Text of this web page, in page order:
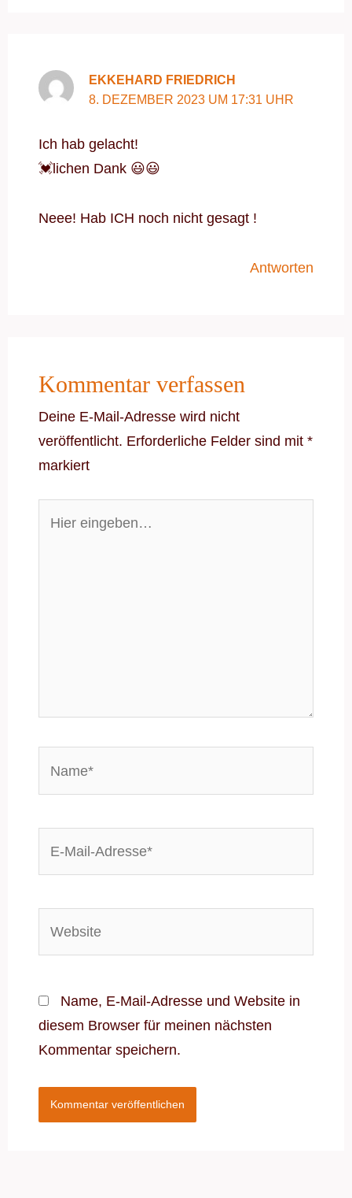
EKKEHARD FRIEDRICH
8. DEZEMBER 2023 UM 17:31 UHR
Ich hab gelacht!
💓lichen Dank 😃😃
Neee! Hab ICH noch nicht gesagt !
Antworten
Kommentar verfassen
Deine E-Mail-Adresse wird nicht
veröffentlicht. Erforderliche Felder sind mit *
markiert
eingeben…
Name, E-Mail-Adresse und Website in
diesem Browser für meinen nächsten
Kommentar speichern.